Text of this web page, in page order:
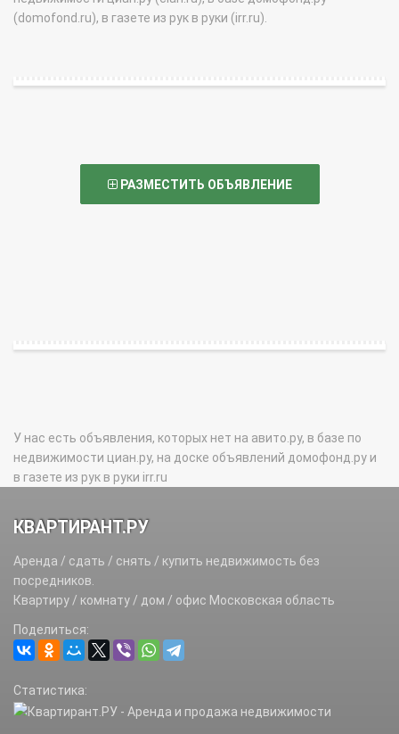
(domofond.ru), в газете из рук в руки (irr.ru).
РАЗМЕСТИТЬ ОБЪЯВЛЕНИЕ
У нас есть объявления, которых нет на авито.ру, в базе по
недвижимости циан.ру, на доске объявлений домофонд.ру и
в газете из рук в руки irr.ru
КВАРТИРАНТ.РУ
Аренда / сдать / снять / купить недвижимость без
посредников.
Квартиру / комнату / дом / офис Московская область
Поделиться:
Статистика: